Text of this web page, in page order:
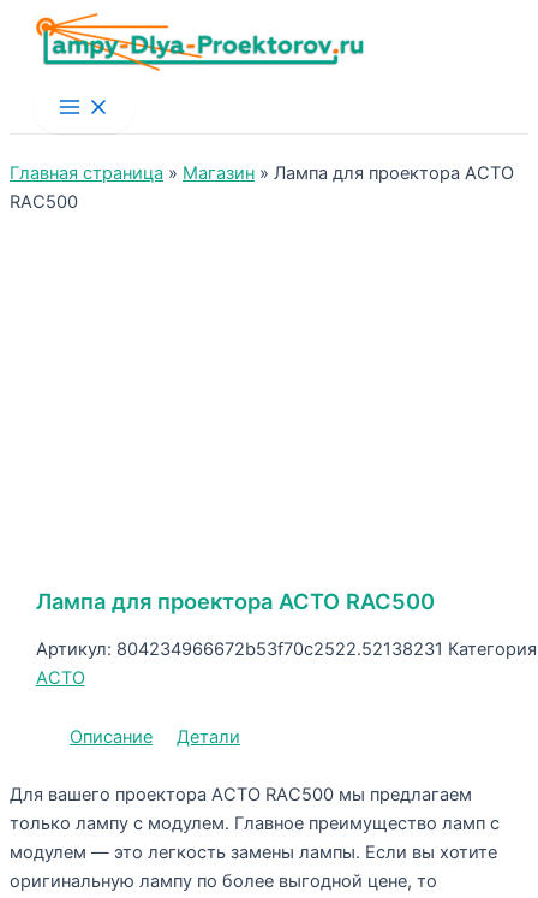
Main
Menu
Главная страница » Магазин » Лампа для проектора ACTO
RAC500
Лампа для проектора ACTO RAC500
Артикул: 804234966672b53f70c2522.52138231
ACTO
Описание Детали
Для вашего проектора ACTO RAC500 мы предлагаем
только лампу с модулем. Главное преимущество ламп с
модулем — это легкость замены лампы. Если вы хотите
оригинальную лампу по более выгодной цене, то